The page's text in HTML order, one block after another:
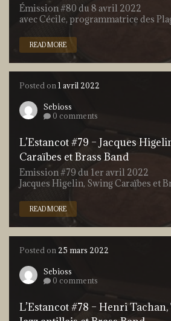
Émission #80 du 8 avril 2022
avec Cécile, programmatrice des
READ MORE
Posted on1 avril 2022
Sebioss
0 comments
L’Estancot #79 – Jacques
Caraïbes et Brass Band
Emission #79 du 1er avril 2022
Jacques Higelin, Swing Caraïbes et
READ MORE
Posted on 25 mars 2022
Sebioss
0 comments
L’Estancot #78 – Henri Tachan,